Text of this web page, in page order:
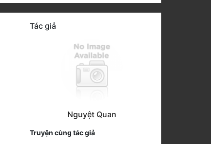
Tác giả
Nguyệt Quan
Truyện cùng tác giả